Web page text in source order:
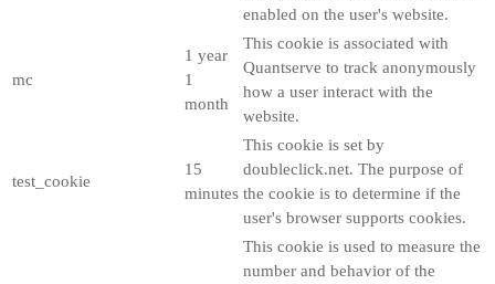
enabled on the user's website.
mc
1 year
1
month
This cookie is associated with
Quantserve to track anonymously
how a user interact with the
website.
test_cookie
15
minutes
This cookie is set by
doubleclick.net. The purpose of
the cookie is to determine if the
user's browser supports cookies.
This cookie is used to measure the
number and behavior of the